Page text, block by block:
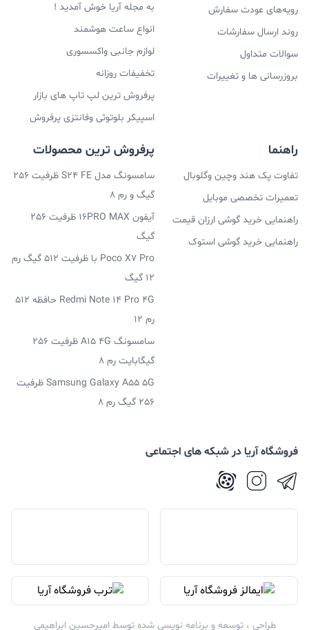
رویه‌های عودت سفارش
روند ارسال سفارشات
سوالات متداول
بروزرسانی ها و تغییرات
به مجله آریا خوش آمدید !
انواع ساعت هوشمند
لوازم جانبی واکسسوری
تخفیفات روزانه
پرفروش ترین لپ تاپ های بازار
اسپیکر بلوتوثی وفانتزی پرفروش
راهنما
تفاوت پک هند وچین وگلوبال
تعمیرات تخصصی موبایل
راهنمایی خرید گوشی ارزان قیمت
راهنمایی خرید گوشی استوک
پرفروش ترین محصولات
سامسونگ مدل S24 FE ظرفیت 256
گیگ و رم 8
آیفون 16PRO MAX ظرفیت 256
گیگ
Poco X7 Pro با ظرفیت 512 گیگ رم
12 گیگ
Redmi Note 14 Pro 4G حافظه 512
رم 12
سامسونگ A15 4G ظرفیت 256
گیگابایت رم 8
Samsung Galaxy A55 5G ظرفیت
256 گیگ رم 8
فروشگاه آریا در شبکه های اجتماعی
طراحی ، توسعه و برنامه نویسی شده توسط امیرحسین ابراهیمی